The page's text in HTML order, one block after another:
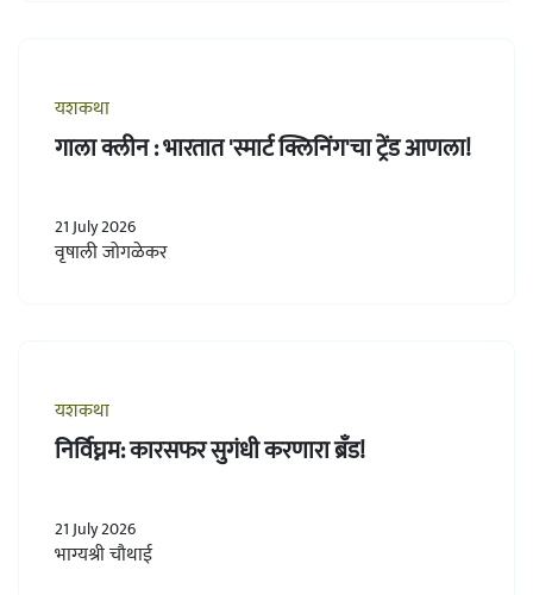
यशकथा
गाला क्लीन : भारतात 'स्मार्ट क्लिनिंग'चा ट्रेंड आणला!
21 July 2026
वृषाली जोगळेकर
यशकथा
निर्विघ्नम: कारसफर सुगंधी करणारा ब्रँड!
21 July 2026
भाग्यश्री चौथाई